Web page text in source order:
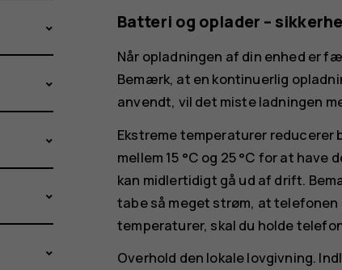
Batteri og oplader –
Når opladningen af din enhed er
Bemærk, at en kontinuerlig
anvendt, vil det miste ladningen
Ekstreme temperaturer
mellem 15 °C og 25 °C for at
kan midlertidigt gå ud af drift.
tabe så meget strøm, at telefonen
temperaturer, skal du holde
Overhold den lokale lovgivning.